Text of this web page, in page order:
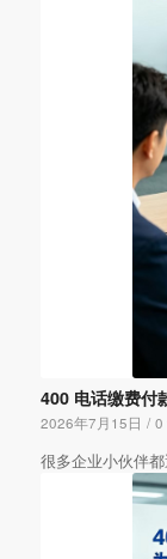
400 电话缴费付
2026年7月15日 / 0
很多企业小伙伴